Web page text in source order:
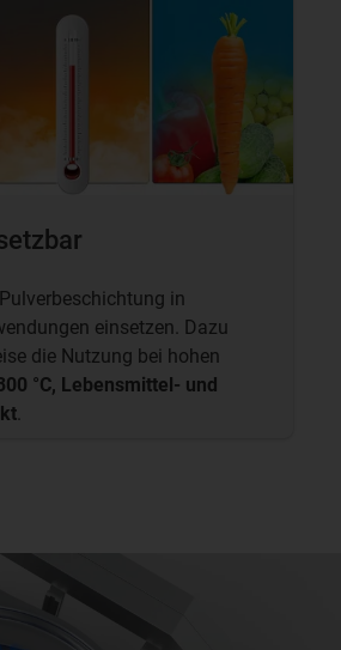
in
einsetzen. Dazu
die Nutzung bei hohen
°C, Lebensmittel- und
.